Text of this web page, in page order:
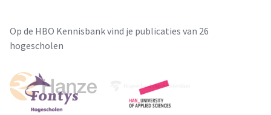
Op de HBO Kennisbank vind je publicaties van 26
hogescholen